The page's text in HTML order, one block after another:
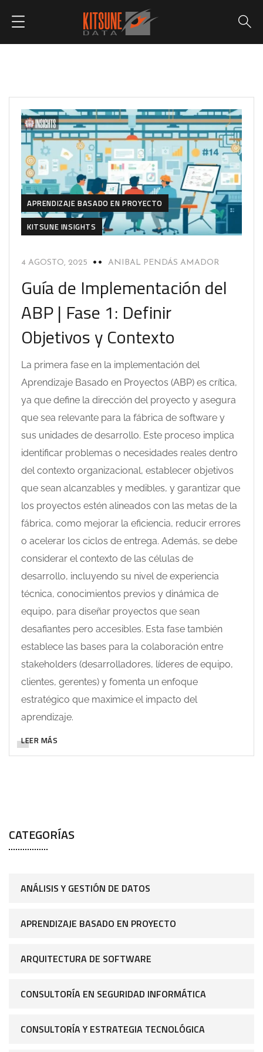
APRENDIZAJE BASADO EN PROYECTO
KITSUNE INSIGHTS
4 AGOSTO, 2025 ANIBAL PENDÁS AMADOR
Guía de Implementación del
ABP | Fase 1: Definir
Objetivos y Contexto
La primera fase en la implementación del
Aprendizaje Basado en Proyectos (ABP) es crítica,
ya que define la dirección del proyecto y asegura
que sea relevante para la fábrica de software y
sus unidades de desarrollo. Este proceso implica
identificar problemas o necesidades reales dentro
del contexto organizacional, establecer objetivos
que sean alcanzables y medibles, y garantizar que
los proyectos estén alineados con las metas de la
fábrica, como mejorar la eficiencia, reducir errores
o acelerar los ciclos de entrega. Además, se debe
considerar el contexto de las células de
desarrollo, incluyendo su nivel de experiencia
técnica, conocimientos previos y dinámica de
equipo, para diseñar proyectos que sean
desafiantes pero accesibles. Esta fase también
establece las bases para la colaboración entre
stakeholders (desarrolladores, líderes de equipo,
clientes, gerentes) y fomenta un enfoque
estratégico que maximice el impacto del
aprendizaje.
LEER MÁS
CATEGORÍAS
ANÁLISIS Y GESTIÓN DE DATOS
APRENDIZAJE BASADO EN PROYECTO
ARQUITECTURA DE SOFTWARE
CONSULTORÍA EN SEGURIDAD INFORMÁTICA
CONSULTORÍA Y ESTRATEGIA TECNOLÓGICA